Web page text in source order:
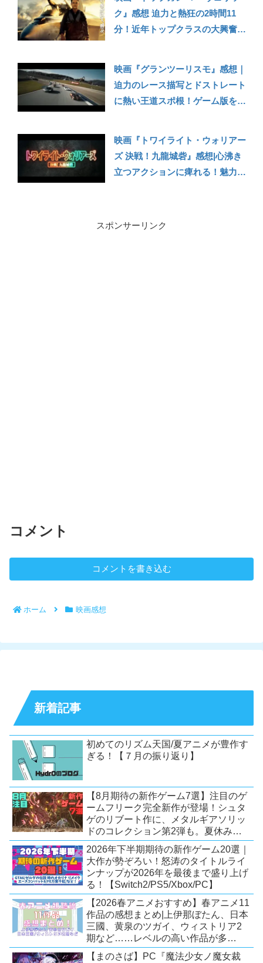
ク』感想 迫力と熱狂の2時間11
分！近年トップクラスの大興奮が
映画『グランツーリスモ』感想｜
迫力のレース描写とドストレート
に熱い王道スポ根！ゲーム版を知
映画『トワイライト・ウォリアー
ズ 決戦！九龍城砦』感想|心沸き
立つアクションに痺れる！魅力あ
スポンサーリンク
コメント
コメントを書き込む
ホーム 映画感想
新着記事
初めてのリズム天国/夏アニメが豊作す
ぎる！【７月の振り返り】
【8月期待の新作ゲーム7選】注目のゲ
ームフリーク完全新作が登場！シュタ
ゲのリブート作に、メタルギアソリッ
ドのコレクション第2弾も。夏休みを
盛り上げるタイトル大集合！
【Switch2/PS5/PC】
2026年下半期期待の新作ゲーム20選｜
大作が勢ぞろい！怒涛のタイトルライ
ンナップが2026年を最後まで盛り上げ
る！【Switch2/PS5/Xbox/PC】
【2026春アニメおすすめ】春アニメ11
作品の感想まとめ|上伊那ぼたん、日本
三國、黄泉のツガイ、ウィストリア2
期など……レベルの高い作品が多
い！？
【まのさば】PC『魔法少女ノ魔女裁